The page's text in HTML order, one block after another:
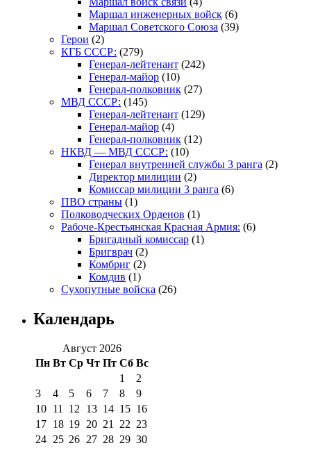
Маршал инженерных войск (6)
Маршал Советского Союза (39)
Герои (2)
КГБ СССР: (279)
Генерал-лейтенант (242)
Генерал-майор (10)
Генерал-полковник (27)
МВД СССР: (145)
Генерал-лейтенант (129)
Генерал-майор (4)
Генерал-полковник (12)
НКВД — МВД СССР: (10)
Генерал внутренней службы 3 ранга (2)
Директор милиции (2)
Комиссар милиции 3 ранга (6)
ПВО страны (1)
Полководческих Орденов (1)
Рабоче-Крестьянская Красная Армия: (6)
Бригадный комиссар (1)
Бригврач (2)
Комбриг (2)
Комдив (1)
Сухопутные войска (26)
Календарь
Август 2026
Пн Вт Ср Чт Пт Сб Вс
1
2
3
4 5 6 7 8
9
10 11 12 13 14 15 16
17 18 19 20 21 22 23
24 25 26 27 28 29 30